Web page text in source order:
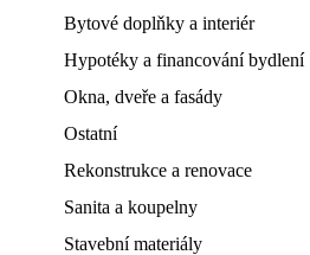
Bytové doplňky a interiér
Hypotéky a financování bydlení
Okna, dveře a fasády
Ostatní
Rekonstrukce a renovace
Sanita a koupelny
Stavební materiály